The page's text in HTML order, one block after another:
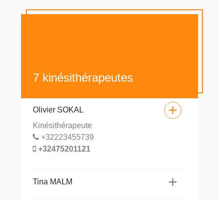
7 kinésithérapeutes
Olivier SOKAL +
Kinésithérapeute
+32223455739
+32475201121
Tina MALM +